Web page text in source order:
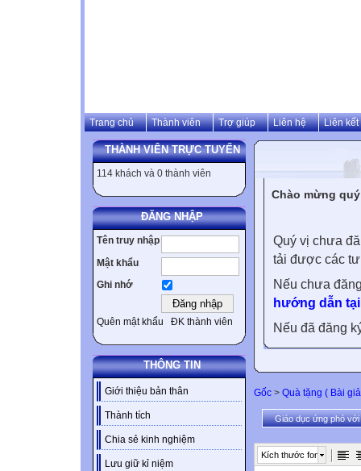
Trang chủ Thành viên Trợ giúp Liên hệ Liên kết
THÀNH VIÊN TRỰC TUYẾN
114 khách và 0 thành viên
ĐĂNG NHẬP
Tên truy nhập
Mật khẩu
Ghi nhớ
Quên mật khẩu ĐK thành viên
THÔNG TIN
Giới thiệu bản thân
Thành tích
Chia sẻ kinh nghiệm
Lưu giữ kỉ niệm
Chào mừng
Quý vị chưa
tải được các
Nếu chưa
hướng dẫn
Nếu đã đăng
Gốc > Quà tặng ( Bài
Giáo dục ứng phó
Kích thước font